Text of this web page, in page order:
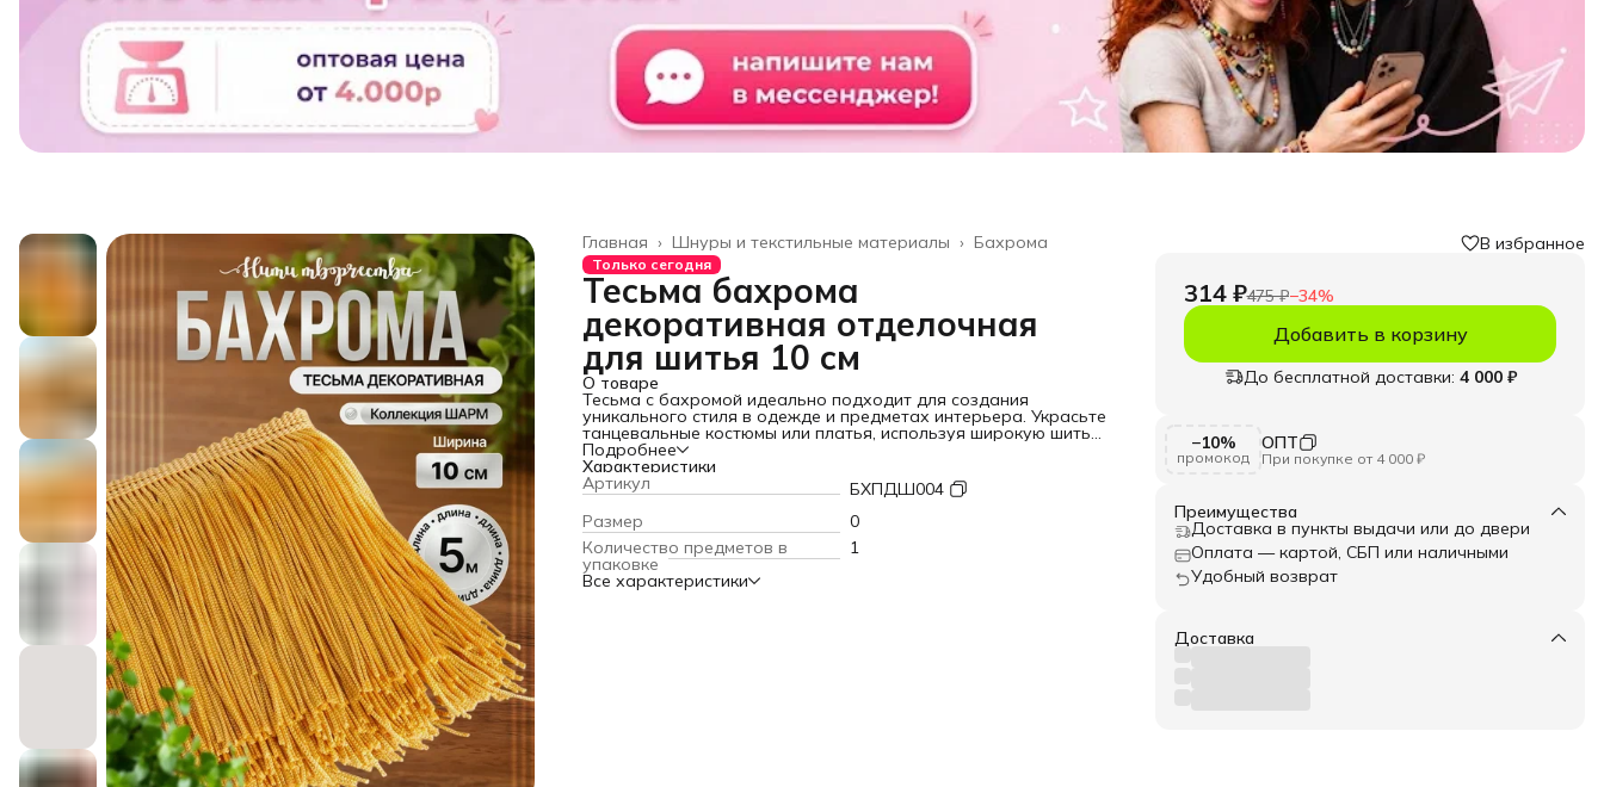
Бахрома
Шнуры и текстильные материалы ›
Главная ›
Только сегодня
Тесьма бахрома
декоративная отделочная
для шитья 10 см
О товаре
Тесьма с бахромой идеально подходит для создания
уникального стиля в одежде и предметах интерьера. Украсьте
танцевальные костюмы или платья, используя широкую шитья
на ленте, чтобы добавить оригинальности и великолепия.
Такая отделочная нить отлично сочетается с декором штор,
скатерти или даже аксессуаров, придавая вашему изделию
эффект мерцания и яркости. Бахромой можно украсить не
только одежду, но и элементы домашнего уюта для создания
праздничного или тематического настроения.
Блестящая структура делает этот материал отличным
выбором для рукоделия и ручного творчества, когда важен
безупречный внешний вид и оригинальные решения для
Подробнее
Характеристики
Артикул
БХПДШ004
Размер
0
Количество предметов в
упаковке
1
Все характеристики
В избранное
314 ₽475 ₽−34%
Добавить в корзину
До бесплатной доставки: 4 000 ₽
−10%
промокод
ОПТ
При покупке от 4 000 ₽
Преимущества
Доставка в пункты выдачи или до двери
Оплата — картой, СБП или наличными
Удобный возврат
Доставка